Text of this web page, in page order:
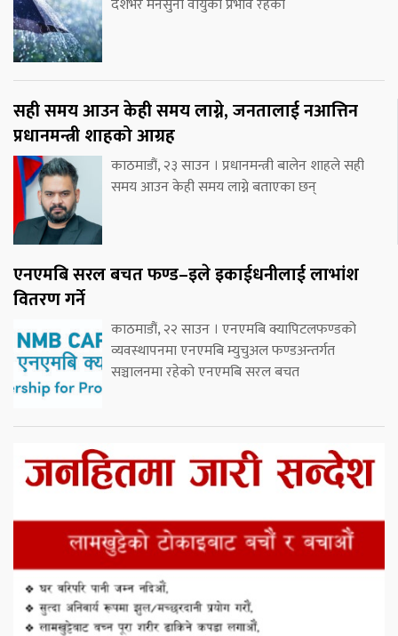
सही समय आउन केही समय लाग्ने, जनतालाई नआत्तिन
प्रधानमन्त्री शाहको आग्रह
काठमाडौं, २३ साउन । प्रधानमन्त्री बालेन शाहले सही
समय आउन केही समय लाग्ने बताएका छन्
एनएमबि सरल बचत फण्ड–इले इकाईधनीलाई लाभांश
वितरण गर्ने
काठमाडौं, २२ साउन । एनएमबि क्यापिटलफण्डको
व्यवस्थापनमा एनएमबि म्युचुअल फण्डअन्तर्गत
सञ्चालनमा रहेको एनएमबि सरल बचत